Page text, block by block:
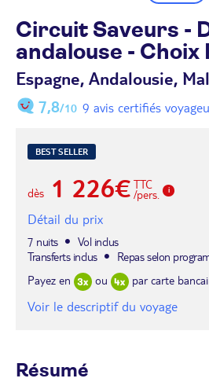
Circuit Saveurs -
andalouse - Choix
Espagne, Andalousie,
7,8/10 9 avis certifiés
BEST SELLER
dès 1 226€ TTC
/pers.
Détail du prix
7 nuits
Vol inclus
Transferts inclus
Repas selon
Payez en
ou par carte
Voir le descriptif du voyage
Résumé